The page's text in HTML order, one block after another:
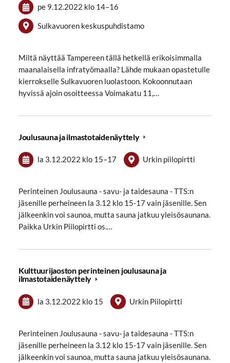
pe 9.12.2022 klo 14–16
Sulkavuoren keskuspuhdistamo
Miltä näyttää Tampereen tällä hetkellä erikoisimmalla
maanalaisella infratyömaalla? Lähde mukaan opastetulle
kierrokselle Sulkavuoren luolastoon. Kokoonnutaan
hyvissä ajoin osoitteessa Voimakatu 11,…
Joulusauna ja ilmastotaidenäyttely
la 3.12.2022 klo 15–17 Urkin piilopirtti
Perinteinen Joulusauna - savu- ja taidesauna - TTS:n
jäsenille perheineen la 3.12 klo 15-17 vain jäsenille. Sen
jälkeenkin voi saunoa, mutta sauna jatkuu yleisösaunana.
Paikka Urkin Piilopirtti os.…
Kulttuurijaoston perinteinen joulusauna ja
ilmastotaidenäyttely
la 3.12.2022 klo 15 Urkin Piilopirtti
Perinteinen Joulusauna - savu- ja taidesauna - TTS:n
jäsenille perheineen la 3.12 klo 15-17 vain jäsenille. Sen
jälkeenkin voi saunoa, mutta sauna jatkuu yleisösaunana.